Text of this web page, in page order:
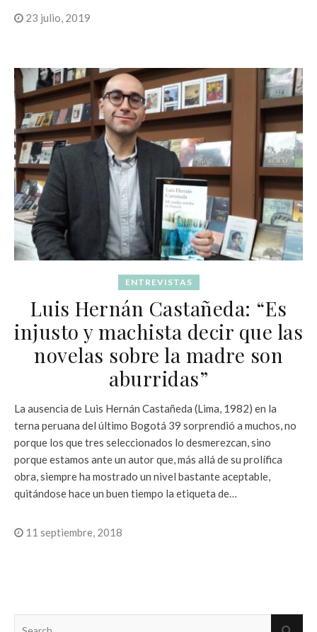
23 julio, 2019
ENTREVISTAS
Luis Hernán Castañeda: “Es
injusto y machista decir que las
novelas sobre la madre son
aburridas”
La ausencia de Luis Hernán Castañeda (Lima, 1982) en la
terna peruana del último Bogotá 39 sorprendió a muchos, no
porque los que tres seleccionados lo desmerezcan, sino
porque estamos ante un autor que, más allá de su prolífica
obra, siempre ha mostrado un nivel bastante aceptable,
quitándose hace un buen tiempo la etiqueta de…
11 septiembre, 2018